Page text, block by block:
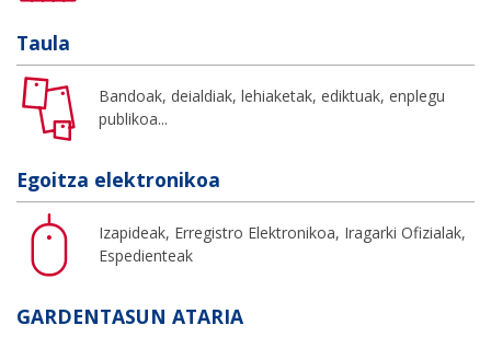
Taula
Bandoak, deialdiak, lehiaketak, ediktuak, enplegu
publikoa...
Egoitza elektronikoa
Izapideak, Erregistro Elektronikoa, Iragarki Ofizialak,
Espedienteak
GARDENTASUN ATARIA